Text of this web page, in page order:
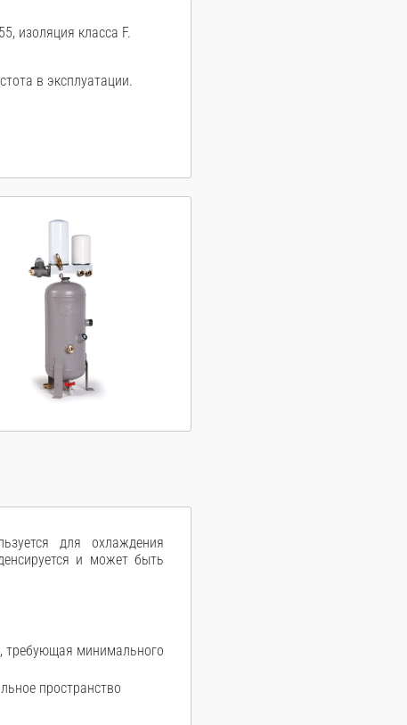
изоляция класса F.
в эксплуатации.
для охлаждения
и может быть
требующая минимального
пространство